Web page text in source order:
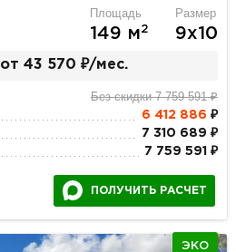
Площадь
149 м2
Размер
9х10
от 43 570 ₽/мес.
Без скидки 7 759 591 ₽
6 412 886 ₽
7 310 689 ₽
7 759 591 ₽
ПОЛУЧИТЬ РАСЧЕТ
ЭКО